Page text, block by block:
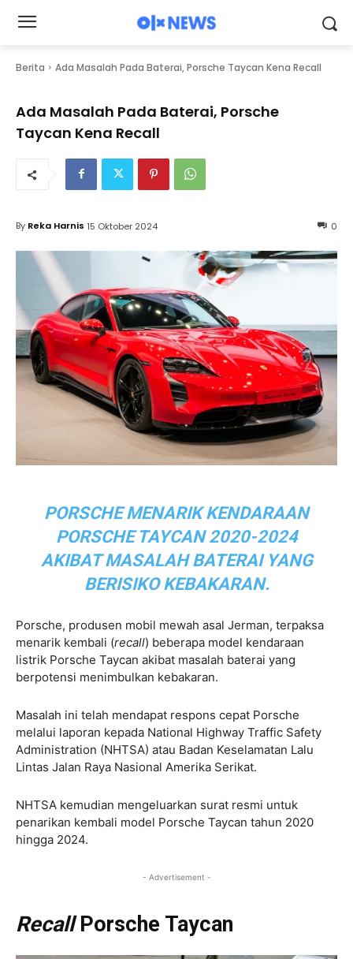
Berita Ada Masalah Pada Baterai, Porsche Taycan Kena Recall
Ada Masalah Pada Baterai, Porsche
Taycan Kena Recall
0
By Reka Harnis 15 Oktober 2024
PORSCHE MENARIK KENDARAAN
PORSCHE TAYCAN 2020-2024
AKIBAT MASALAH BATERAI YANG
BERISIKO KEBAKARAN.
Porsche, produsen mobil mewah asal Jerman, terpaksa
menarik kembali (recall) beberapa model kendaraan
listrik Porsche Taycan akibat masalah baterai yang
berpotensi menimbulkan kebakaran.
Masalah ini telah mendapat respons cepat Porsche
melalui laporan kepada National Highway Traffic Safety
Administration (NHTSA) atau Badan Keselamatan Lalu
Lintas Jalan Raya Nasional Amerika Serikat.
NHTSA kemudian mengeluarkan surat resmi untuk
penarikan kembali model Porsche Taycan tahun 2020
hingga 2024.
- Advertisement -
RecallPorsche Taycan